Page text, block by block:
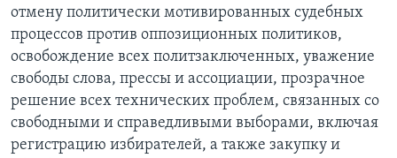
отмену политически мотивированных судебных
процессов против оппозиционных политиков,
освобождение всех политзаключенных, уважение
свободы слова, прессы и ассоциации, прозрачное
решение всех технических проблем, связанных со
свободными и справедливыми выборами, включая
регистрацию избирателей, а также закупку и